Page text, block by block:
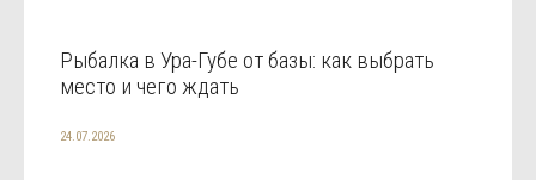
Рыбалка в Ура-Губе от базы: как выбрать
место и чего ждать
24.07.2026